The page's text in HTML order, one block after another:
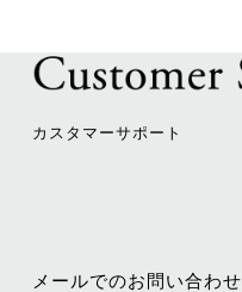
カスタマーサポート
メールでのお問い合わせ